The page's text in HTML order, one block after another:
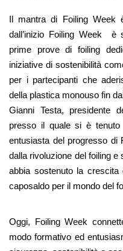
Il mantra di Foiling Week
dall’inizio Foiling Week è
prime prove di foiling
iniziative di sostenibilità
per i partecipanti che
della plastica monouso fin
Gianni Testa, presidente
presso il quale si è tenuto
entusiasta del progresso di
dalla rivoluzione del foiling
abbia sostenuto la
caposaldo per il mondo del
Oggi, Foiling Week
modo formativo ed